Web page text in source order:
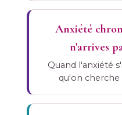
Anxiété
n'arrives
Quand l'anxiété
qu'on cherche